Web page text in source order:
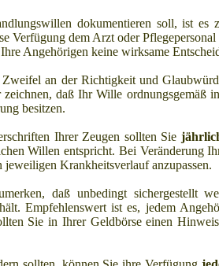
dokumentieren soll, ist es
Verfügung dem Arzt oder
Angehörigen keine wirksame
an der Richtigkeit und
daß Ihr Wille ordnungsgemäß
besitzen.
Ihrer Zeugen sollten Sie
Willen entspricht. Bei Veränderung
Krankheitsverlauf anzupassen.
daß unbedingt sichergestellt
Empfehlenswert ist es, jedem
Sie in Ihrer Geldbörse einen